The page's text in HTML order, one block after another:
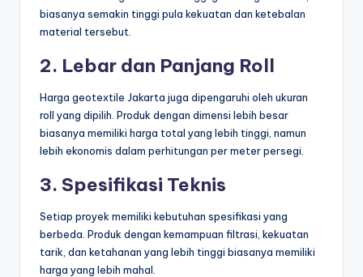
biasanya semakin tinggi pula kekuatan dan ketebalan
material tersebut.
2. Lebar dan Panjang Roll
Harga geotextile Jakarta juga dipengaruhi oleh ukuran
roll yang dipilih. Produk dengan dimensi lebih besar
biasanya memiliki harga total yang lebih tinggi, namun
lebih ekonomis dalam perhitungan per meter persegi.
3. Spesifikasi Teknis
Setiap proyek memiliki kebutuhan spesifikasi yang
berbeda. Produk dengan kemampuan filtrasi, kekuatan
tarik, dan ketahanan yang lebih tinggi biasanya memiliki
harga yang lebih mahal.